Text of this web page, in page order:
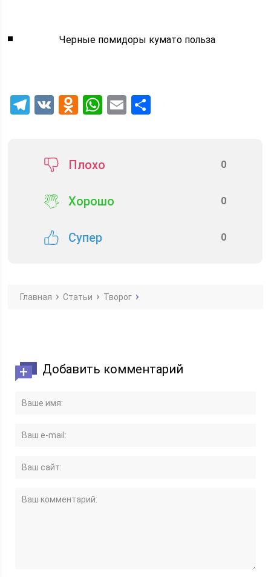
Черные помидоры кумато польза
Telegram
VK Odnoklassniki
WhatsApp
Email
Плохо 0
Хорошо 0
Супер 0
Главная Статьи Творог
Добавить комментарий